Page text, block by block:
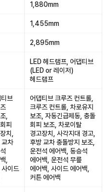
1,880mm
1,455mm
2,895mm
LED 헤드램프, 어댑티브
(LED or 레이저)
헤드램프
브
,
피
치,
교차
,
이드
어댑티브 크루즈 컨트롤,
크루즈 컨트롤, 차로유지
보조, 자동긴급제동, 충돌
회피 보조, 차로이탈
경고장치, 사각지대 경고,
후방 교차 충돌방지 보조,
운전석 에어백, 동승석
에어백, 운전석 무릎
에어백, 사이드 에어백,
커튼 에어백